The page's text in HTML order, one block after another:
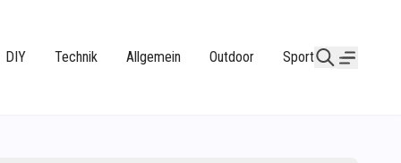
DIY Technik Allgemein Outdoor Sport